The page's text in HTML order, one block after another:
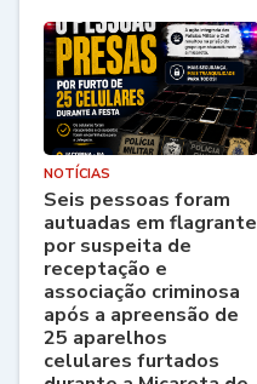
NOTÍCIAS
Seis pessoas foram
autuadas em flagrante
por suspeita de
receptação e
associação criminosa
após a apreensão de
25 aparelhos
celulares furtados